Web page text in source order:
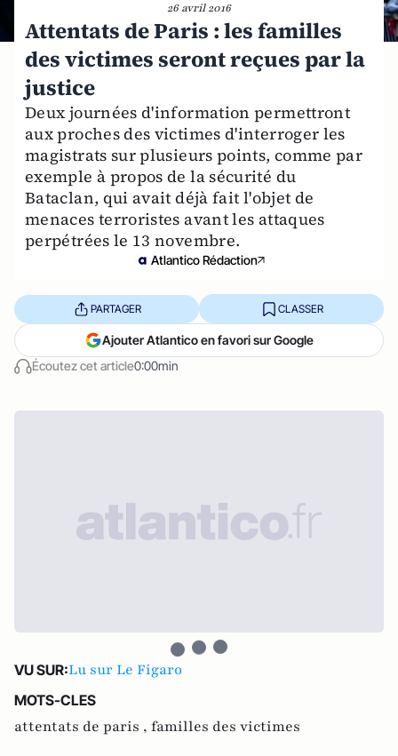
26 avril 2016
Attentats de Paris : les familles
des victimes seront reçues par la
justice
Deux journées d'information permettront
aux proches des victimes d'interroger les
magistrats sur plusieurs points, comme par
exemple à propos de la sécurité du
Bataclan, qui avait déjà fait l'objet de
menaces terroristes avant les attaques
perpétrées le 13 novembre.
Atlantico Rédaction
Écoutez cet article0:00min
PARTAGER CLASSER
Ajouter Atlantico en favori sur Google
VU SUR:Lu sur Le Figaro
MOTS-CLES
attentats de paris , familles des victimes